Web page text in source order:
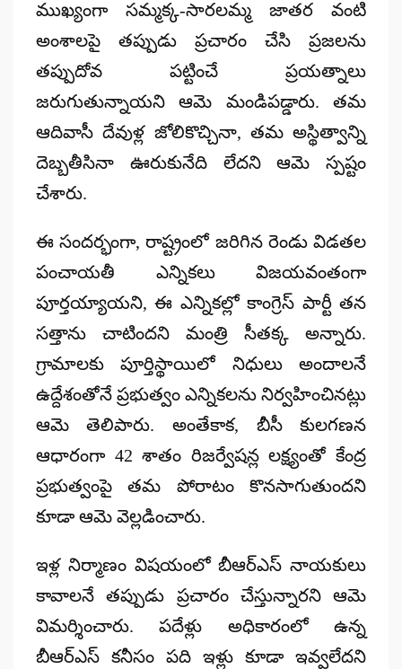
ముఖ్యంగా సమ్మక్క-సారలమ్మ జాతర వంటి
అంశాలపై తప్పుడు ప్రచారం చేసి ప్రజలను
తప్పుదోవ పట్టించే ప్రయత్నాలు
జరుగుతున్నాయని ఆమె మండిపడ్డారు. తమ
ఆదివాసీ దేవుళ్ల జోలికొచ్చినా, తమ అస్థిత్వాన్ని
దెబ్బతీసినా ఊరుకునేది లేదని ఆమె స్పష్టం
చేశారు.
ఈ సందర్భంగా, రాష్ట్రంలో జరిగిన రెండు విడతల
పంచాయతీ ఎన్నికలు విజయవంతంగా
పూర్తయ్యాయని, ఈ ఎన్నికల్లో కాంగ్రెస్ పార్టీ తన
సత్తాను చాటిందని మంత్రి సీతక్క అన్నారు.
గ్రామాలకు పూర్తిస్థాయిలో నిధులు అందాలనే
ఉద్దేశంతోనే ప్రభుత్వం ఎన్నికలను నిర్వహించినట్లు
ఆమె తెలిపారు. అంతేకాక, బీసీ కులగణన
ఆధారంగా 42 శాతం రిజర్వేషన్ల లక్ష్యంతో కేంద్ర
ప్రభుత్వంపై తమ పోరాటం కొనసాగుతుందని
కూడా ఆమె వెల్లడించారు.
ఇళ్ల నిర్మాణం విషయంలో బీఆర్‌ఎస్ నాయకులు
కావాలనే తప్పుడు ప్రచారం చేస్తున్నారని ఆమె
విమర్శించారు. పదేళ్లు అధికారంలో ఉన్న
బీఆర్‌ఎస్ కనీసం పది ఇళ్లు కూడా ఇవ్వలేదని